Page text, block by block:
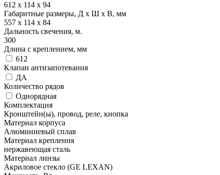
612 x 114 x 94
Габаритные размеры, Д x Ш x В, мм
557 x 114 x 84
Дальность свечения, м.
300
Длина с креплением, мм
612
Клапан антизапотевания
ДА
Количество рядов
Однорядная
Комплектация
Кронштейн(ы), провод, реле, кнопка
Материал корпуса
Алюминиевый сплав
Материал крепления
нержавеющая сталь
Материал линзы
Акриловое стекло (GE LEXAN)